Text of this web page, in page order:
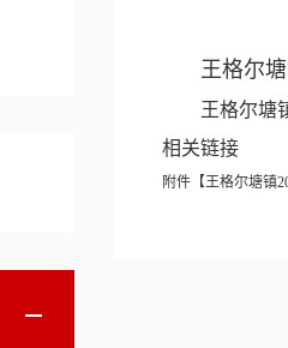
王格尔
王格尔塘
相关链接
附件【王格尔塘镇